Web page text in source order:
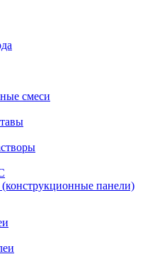
смеси
панели)